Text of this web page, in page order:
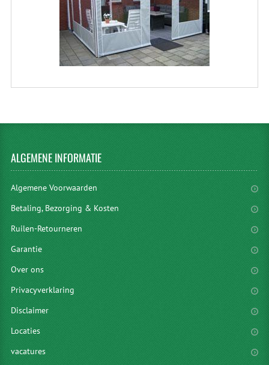
ALGEMENEINFORMATIE
Algemene Voorwaarden
Betaling, Bezorging & Kosten
Ruilen-Retourneren
Garantie
Over ons
Privacyverklaring
Disclaimer
Locaties
vacatures